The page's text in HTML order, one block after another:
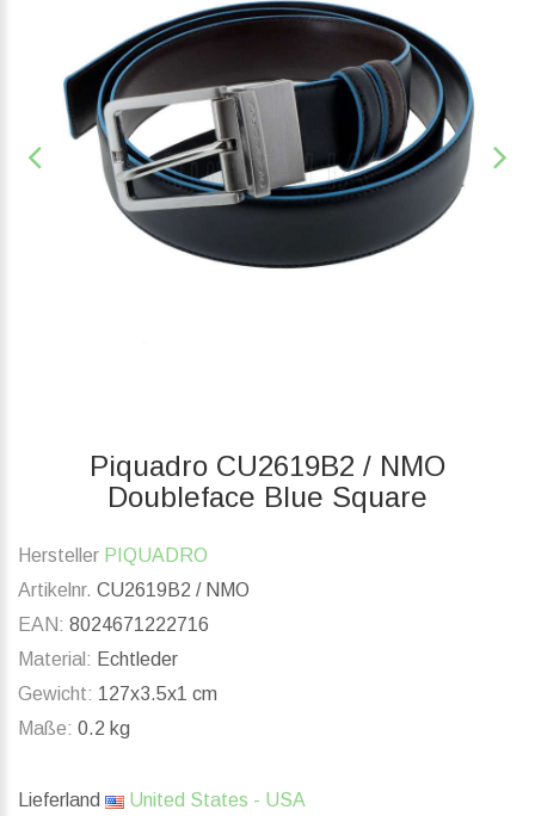
Piquadro CU2619B2 / NMO
Doubleface Blue Square
Hersteller PIQUADRO
Artikelnr. CU2619B2 / NMO
EAN: 8024671222716
Material: Echtleder
Gewicht: 127x3.5x1 cm
Maße: 0.2 kg
Lieferland United States - USA